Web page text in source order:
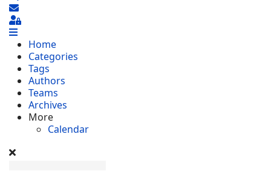
S'abonner au blog
Sign In
Home
Categories
Tags
Authors
Teams
Archives
More
Calendar